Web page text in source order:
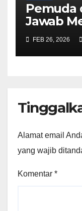
Pemuda
Jawab
Modern
FEB 26, 2026
Alamat email
yang wajib
Komentar *